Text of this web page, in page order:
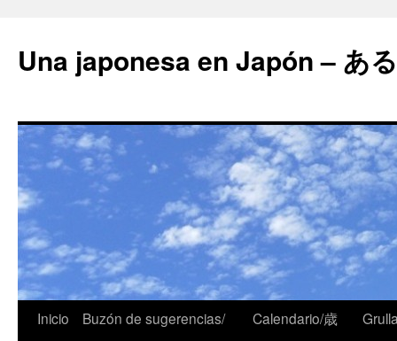
Una japonesa en Japón – あ
Inicio
Buzón de sugerencias/
Calendario/歳